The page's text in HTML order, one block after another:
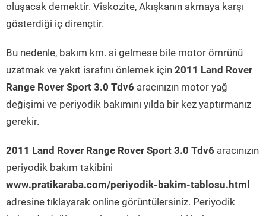
oluşacak demektir. Viskozite, Akışkanın akmaya karşı
gösterdiği iç dirençtir.
Bu nedenle, bakım km. si gelmese bile motor ömrünü
uzatmak ve yakıt israfını önlemek için 2011 Land Rover
Range Rover Sport 3.0 Tdv6 aracınızın motor yağ
değişimi ve periyodik bakımını yılda bir kez yaptırmanız
gerekir.
2011 Land Rover Range Rover Sport 3.0 Tdv6 aracınızın
periyodik bakım takibini
www.pratikaraba.com/periyodik-bakim-tablosu.html
adresine tıklayarak online görüntülersiniz. Periyodik